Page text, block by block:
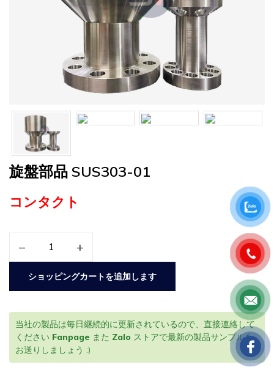
旋盤部品 SUS303-01
コンタクト
– +
ショッピングカートを追加します
当社の製品は毎日継続的に更新されているので、直接連絡して
ください Fanpage また Zalo ストアで最新の製品サンプルを
お送りしましょう :)